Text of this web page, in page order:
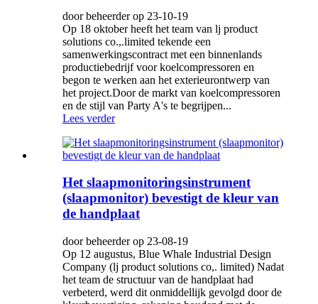
door beheerder op 23-10-19
Op 18 oktober heeft het team van lj product
solutions co.,.limited tekende een
samenwerkingscontract met een binnenlands
productiebedrijf voor koelcompressoren en
begon te werken aan het exterieurontwerp van
het project.Door de markt van koelcompressoren
en de stijl van Party A's te begrijpen...
Lees verder
Het slaapmonitoringsinstrument
(slaapmonitor) bevestigt de kleur van
de handplaat
door beheerder op 23-08-19
Op 12 augustus, Blue Whale Industrial Design
Company (lj product solutions co,. limited) Nadat
het team de structuur van de handplaat had
verbeterd, werd dit onmiddellijk gevolgd door de